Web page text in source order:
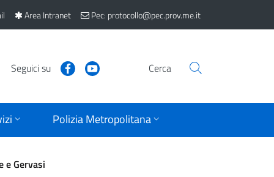
Area Intranet Pec: protocollo@pec.prov.me.it
Seguici su Cerca
Polizia Metropolitana
e Gervasi